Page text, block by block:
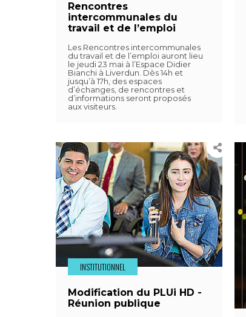
Rencontres
intercommunales du
travail et de l’emploi
Les Rencontres intercommunales
du travail et de l’emploi auront lieu
le jeudi 23 mai à l’Espace Didier
Bianchi à Liverdun. Dès 14h et
jusqu’à 17h, des espaces
d’échanges, de rencontres et
d’informations seront proposés
aux visiteurs.
INSTITUTIONNEL
Modification du PLUi HD -
Réunion publique